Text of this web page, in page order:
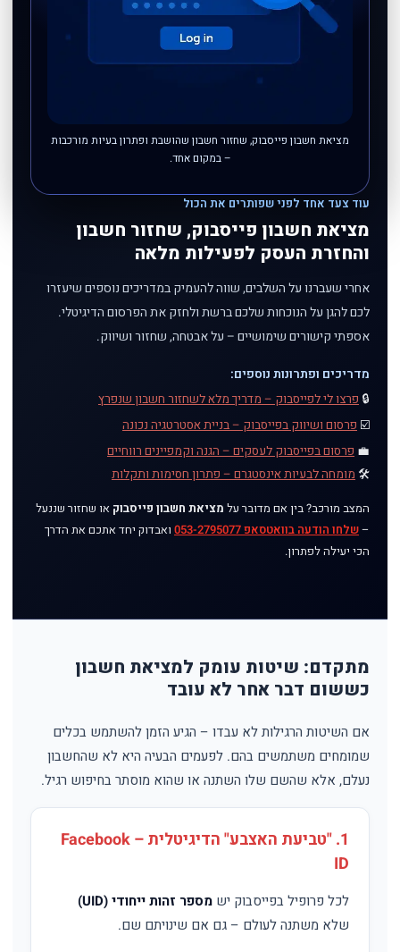
מציאת חשבון פייסבוק, שחזור חשבון שהושבת ופתרון בעיות מורכבות
– במקום אחד.
עוד צעד אחד לפני שפותרים את הכול
מציאת חשבון פייסבוק, שחזור חשבון
והחזרת העסק לפעילות מלאה
אחרי שעברנו על השלבים, שווה להעמיק במדריכים נוספים שיעזרו
לכם להגן על הנוכחות שלכם ברשת ולחזק את הפרסום הדיגיטלי.
אספתי קישורים שימושיים – על אבטחה, שחזור ושיווק.
מדריכים ופתרונות נוספים:
🔒 פרצו לי לפייסבוק – מדריך מלא לשחזור חשבון שנפרץ
☑️ פרסום ושיווק בפייסבוק – בניית אסטרטגיה נכונה
💼 פרסום בפייסבוק לעסקים – הגנה וקמפיינים רווחיים
🛠️ מומחה לבעיות אינסטגרם – פתרון חסימות ותקלות
המצב מורכב? בין אם מדובר על מציאת חשבון פייסבוק או שחזור שננעל
–שלחו הודעה בוואטסאפ 053-2795077
ואבדוק יחד אתכם את הדרך
הכי יעילה לפתרון.
מתקדם: שיטות עומק למציאת חשבון
כששום דבר אחר לא עובד
אם השיטות הרגילות לא עבדו – הגיע הזמן להשתמש בכלים
שמומחים משתמשים בהם. לפעמים הבעיה היא לא שהחשבון
נעלם, אלא שהשם שלו השתנה או שהוא מוסתר בחיפוש רגיל.
1. "טביעת האצבע" הדיגיטלית – Facebook
ID
לכל פרופיל בפייסבוק יש מספר זהות ייחודי (UID)
שלא משתנה לעולם – גם אם שינויתם שם.